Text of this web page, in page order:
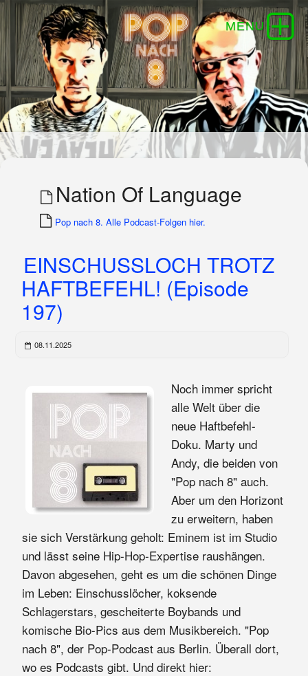
Nation Of Language
Pop nach 8. Alle Podcast-Folgen hier.
EINSCHUSSLOCH TROTZ
HAFTBEFEHL! (Episode
197)
08.11.2025
Noch immer spricht
alle Welt über die
neue Haftbefehl-
Doku. Marty und
Andy, die beiden von
"Pop nach 8" auch.
Aber um den Horizont
zu erweitern, haben
sie sich Verstärkung geholt: Eminem ist im Studio
und lässt seine Hip-Hop-Expertise raushängen.
Davon abgesehen, geht es um die schönen Dinge
im Leben: Einschusslöcher, koksende
Schlagerstars, gescheiterte Boybands und
komische Bio-Pics aus dem Musikbereich. "Pop
nach 8", der Pop-Podcast aus Berlin. Überall dort,
wo es Podcasts gibt. Und direkt hier: